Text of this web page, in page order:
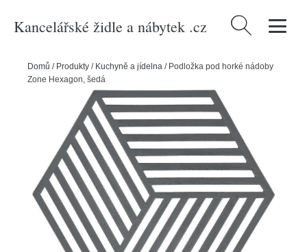
Kancelářské židle a nábytek .cz Vyhledávání
Domů / Produkty / Kuchyně a jídelna / Podložka pod horké nádoby
Zone Hexagon, šedá